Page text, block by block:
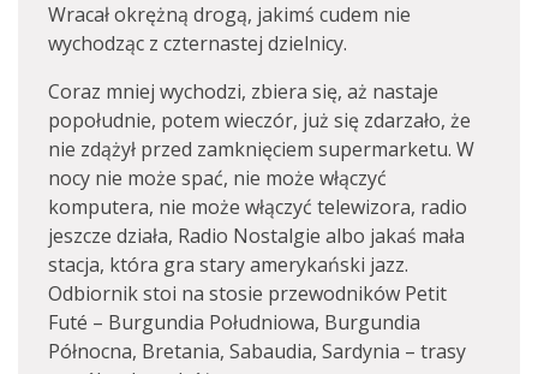
Wracał okrężną drogą, jakimś cudem nie
wychodząc z czternastej dzielnicy.
Coraz mniej wychodzi, zbiera się, aż nastaje
popołudnie, potem wieczór, już się zdarzało, że
nie zdążył przed zamknięciem supermarketu. W
nocy nie może spać, nie może włączyć
komputera, nie może włączyć telewizora, radio
jeszcze działa, Radio Nostalgie albo jakaś mała
stacja, która gra stary amerykański jazz.
Odbiornik stoi na stosie przewodników Petit
Futé – Burgundia Południowa, Burgundia
Północna, Bretania, Sabaudia, Sardynia – trasy